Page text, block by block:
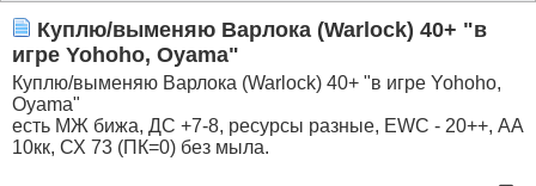
Куплю/выменяю Варлока (Warlock) 40+ "в
игре Yohoho, Oyama"
Куплю/выменяю Варлока (Warlock) 40+ "в игре Yohoho,
Oyama"
есть МЖ бижа, ДС +7-8, ресурсы разные, EWC - 20++, АА
10кк, СХ 73 (ПК=0) без мыла.